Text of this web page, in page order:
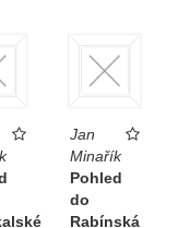
Jan
Minařík
Pohled
do
Rabínská